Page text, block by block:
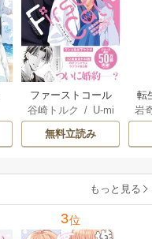
ファーストコール
～童貞外科医、年
下ヤクザの嫁にさ
れそうです！～
ア限定描き下ろし
谷崎トルク / U-mi
n
無料立読み
転
な
岩
もっと見る
3位